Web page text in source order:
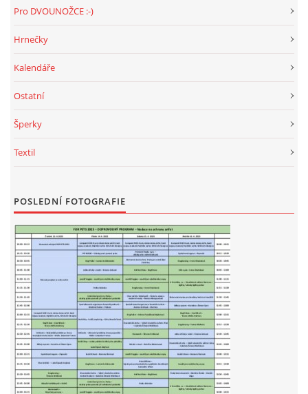
Pro DVOUNOŽCE :-)
Hrnečky
Kalendáře
Ostatní
Šperky
Textil
POSLEDNÍ FOTOGRAFIE